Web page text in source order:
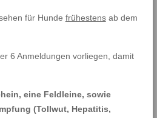
für Hunde frühestensab dem
6 Anmeldungen vorliegen, damit
eine Feldleine, sowie
(Tollwut, Hepatitis,